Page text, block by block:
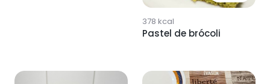
378 kcal
Pastel de brócoli